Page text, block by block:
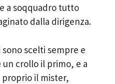
a soqquadro tutto
dalla dirigenza.
scelti sempre e
un crollo il primo, e a
il mister,